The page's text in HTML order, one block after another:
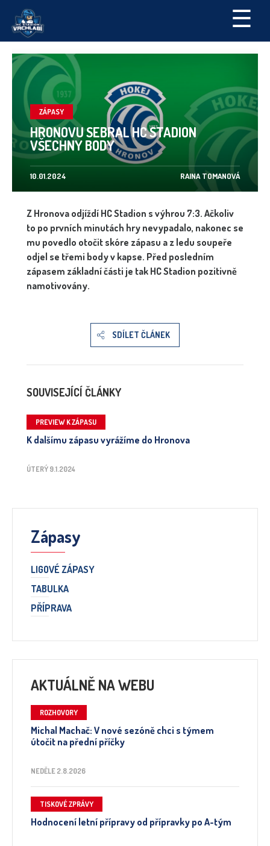
☰
ZÁPASY
HRONOVU SEBRAL HC STADION
VŠECHNY BODY
10.01.2024 RAINA TOMANOVÁ
Z Hronova odjíždí HC Stadion s výhrou 7:3. Ačkoliv
to po prvních minutách hry nevypadalo, nakonec se
mu povedlo otočit skóre zápasu a z ledu soupeře
odjel se třemi body v kapse. Před posledním
zápasem základní části je tak HC Stadion pozitivně
namotivovány.
SDÍLET ČLÁNEK
SOUVISEJÍCÍ ČLÁNKY
PREVIEW K ZÁPASU
K dalšímu zápasu vyrážíme do Hronova
ÚTERÝ 9.1.2024
Zápasy
LIGOVÉ ZÁPASY
TABULKA
PŘÍPRAVA
AKTUÁLNĚ NA WEBU
ROZHOVORY
Michal Machač: V nové sezóně chci s týmem
útočit na přední příčky
NEDĚLE 2.8.2026
TISKOVÉ ZPRÁVY
Hodnocení letní přípravy od přípravky po A-tým